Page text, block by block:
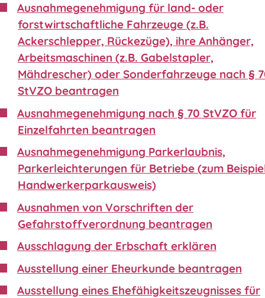
Ausnahmegenehmigung für land- oder
forstwirtschaftliche Fahrzeuge (z.B.
Ackerschlepper, Rückezüge), ihre Anhänger,
Arbeitsmaschinen (z.B. Gabelstapler,
Mähdrescher) oder Sonderfahrzeuge nach §
StVZO beantragen
Ausnahmegenehmigung nach § 70 StVZO für
Einzelfahrten beantragen
Ausnahmegenehmigung Parkerlaubnis,
Parkerleichterungen für Betriebe (zum
Handwerkerparkausweis)
Ausnahmen von Vorschriften der
Gefahrstoffverordnung beantragen
Ausschlagung der Erbschaft erklären
Ausstellung einer Eheurkunde beantragen
Ausstellung eines Ehefähigkeitszeugnisses für